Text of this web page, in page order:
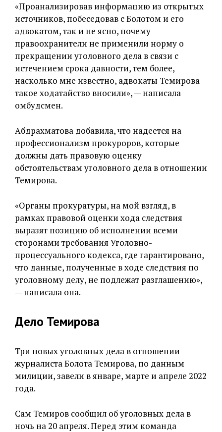
«Проанализировав информацию из открытых
источников, побеседовав с Болотом и его
адвокатом, так и не ясно, почему
правоохранители не применили норму о
прекращении уголовного дела в связи с
истечением срока давности, тем более,
насколько мне известно, адвокаты Темирова
такое ходатайство вносили», — написала
омбудсмен.
Абдрахматова добавила, что надеется на
профессионализм прокуроров, которые
должны дать правовую оценку
обстоятельствам уголовного дела в отношении
Темирова.
«Органы прокуратуры, на мой взгляд, в
рамках правовой оценки хода следствия
выразят позицию об исполнении всеми
сторонами требования Уголовно-
процессуального кодекса, где гарантировано,
что данные, полученные в ходе следствия по
уголовному делу, не подлежат разглашению»,
— написала она.
Дело Темирова
Три новых уголовных дела в отношении
журналиста Болота Темирова, по данным
милиции, завели в январе, марте и апреле 2022
года.
Сам Темиров сообщил об уголовных дела в
ночь на 20 апреля. Перед этим команда